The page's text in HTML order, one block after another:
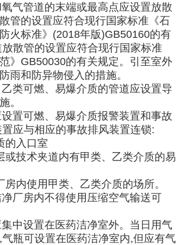
气管道的末端或最高点应设置放散
管的设置应符合现行国家标准《石
火标准》(2018年版)GB50160的有
散管的设置应符合现行国家标准
》GB50030的有关规定。引至室外
雨和防异物侵入的措施。
类可燃、易爆介质的管道应设置导
。
置可燃、易爆介质报警装置和事故
应与相应的事故排风装置连锁:
的入口室
或技术夹道内有甲类、乙类介质的易
内使用甲类、乙类介质的场所。
厂房内不得使用压缩空气输送可
中设置在医药洁净室外。当日用气
瓶可设置在医药洁净室内,但应有气